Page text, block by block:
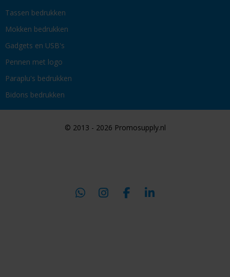
Tassen bedrukken
Mokken bedrukken
Gadgets en USB's
Pennen met logo
Paraplu's bedrukken
Bidons bedrukken
© 2013 - 2026 Promosupply.nl